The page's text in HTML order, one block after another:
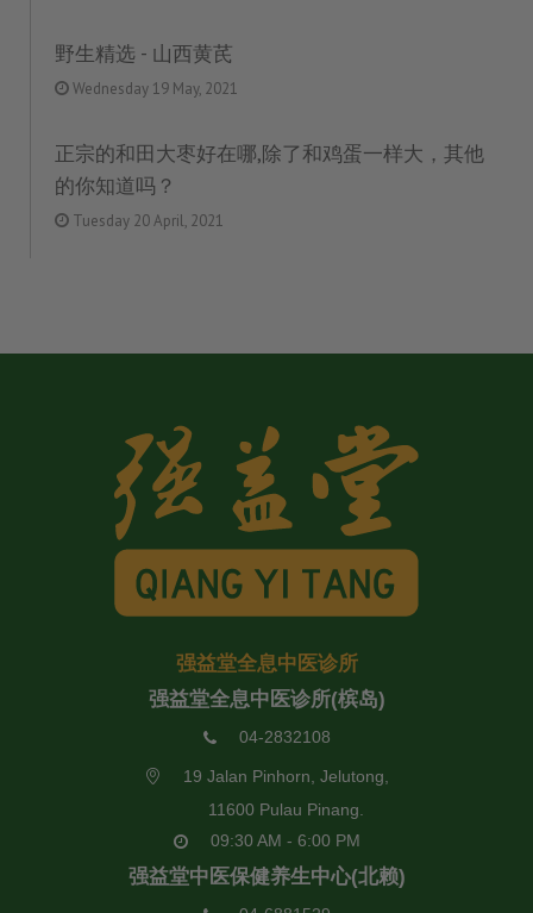
野生精选 - 山西黄芪
Wednesday 19 May, 2021
正宗的和田大枣好在哪,除了和鸡蛋一样大，其他
的你知道吗？
Tuesday 20 April, 2021
强益堂全息中医诊所
强益堂全息中医诊所(槟岛)
04-2832108
19 Jalan Pinhorn, Jelutong,
11600 Pulau Pinang.
09:30 AM - 6:00 PM
强益堂中医保健养生中心(北赖)